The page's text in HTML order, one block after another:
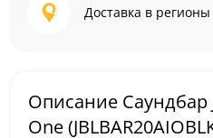
Доставка в регионы
Описание Саундбар
One